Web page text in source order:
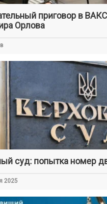
приговор в
Орлова
суд: попытка номер
2025